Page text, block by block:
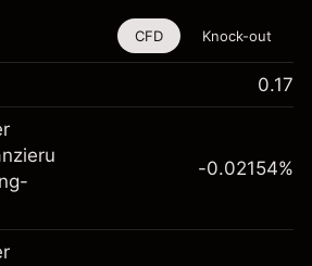
steht für das Traden
Knock-outs zur Verfügung.
über:
CFD Knock-out
0.17
-0.02154%